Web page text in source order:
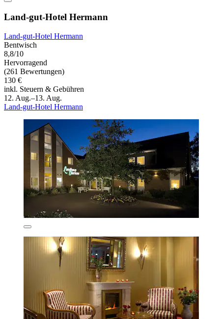
Land-gut-Hotel Hermann
Land-gut-Hotel Hermann
Bentwisch
8,8/10
Hervorragend
(261 Bewertungen)
130 €
inkl. Steuern & Gebühren
12. Aug.–13. Aug.
Land-gut-Hotel Hermann